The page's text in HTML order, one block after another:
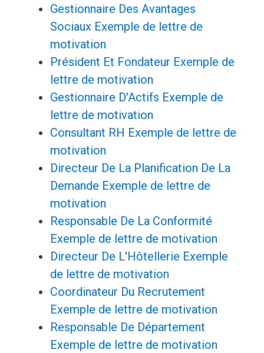
Gestionnaire Des Avantages
Sociaux Exemple de lettre de
motivation
Président Et Fondateur Exemple de
lettre de motivation
Gestionnaire D'Actifs Exemple de
lettre de motivation
Consultant RH Exemple de lettre de
motivation
Directeur De La Planification De La
Demande Exemple de lettre de
motivation
Responsable De La Conformité
Exemple de lettre de motivation
Directeur De L'Hôtellerie Exemple
de lettre de motivation
Coordinateur Du Recrutement
Exemple de lettre de motivation
Responsable De Département
Exemple de lettre de motivation